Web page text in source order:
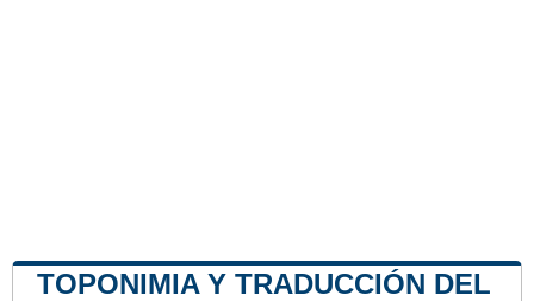
TOPONIMIA Y TRADUCCIÓN DEL